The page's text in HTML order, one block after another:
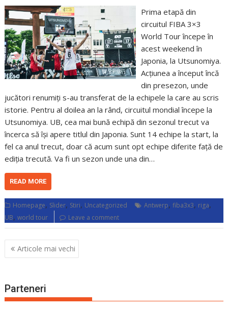
Prima etapă din
circuitul FIBA 3×3
World Tour începe în
acest weekend în
Japonia, la Utsunomiya.
Acțiunea a început încă
din presezon, unde
jucători renumiți s-au transferat de la echipele la care au scris
istorie. Pentru al doilea an la rând, circuitul mondial începe la
Utsunomiya. UB, cea mai bună echipă din sezonul trecut va
încerca să își apere titlul din Japonia. Sunt 14 echipe la start, la
fel ca anul trecut, doar că acum sunt opt echipe diferite față de
ediția trecută. Va fi un sezon unde una din…
READ MORE
Homepage, Slider, Stiri, Uncategorized Antwerp,fiba3x3, riga,
UB,world tour Leave a comment
Navigare
în
Articole mai vechi
Parteneri